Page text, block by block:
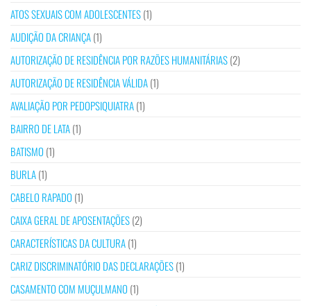
ATOS SEXUAIS COM ADOLESCENTES(1)
AUDIÇÃO DA CRIANÇA(1)
AUTORIZAÇÃO DE RESIDÊNCIA POR RAZÕES HUMANITÁRIAS(2)
AUTORIZAÇÃO DE RESIDÊNCIA VÁLIDA(1)
AVALIAÇÃO POR PEDOPSIQUIATRA(1)
BAIRRO DE LATA(1)
BATISMO (1)
BURLA(1)
CABELO RAPADO (1)
CAIXA GERAL DE APOSENTAÇÕES(2)
CARACTERÍSTICAS DA CULTURA(1)
CARIZ DISCRIMINATÓRIO DAS DECLARAÇÕES(1)
CASAMENTO COM MUÇULMANO (1)